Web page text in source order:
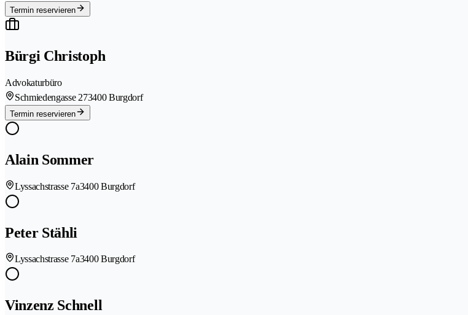
Termin reservieren
Bürgi Christoph
Advokaturbüro
Schmiedengasse 273400 Burgdorf
Termin reservieren
Alain Sommer
Lyssachstrasse 7a3400 Burgdorf
Peter Stähli
Lyssachstrasse 7a3400 Burgdorf
Vinzenz Schnell